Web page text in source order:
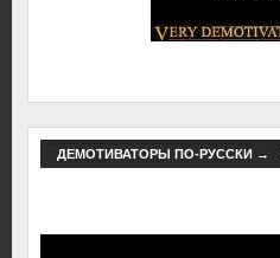
ДЕМОТИВАТОРЫ ПО-РУССКИ→